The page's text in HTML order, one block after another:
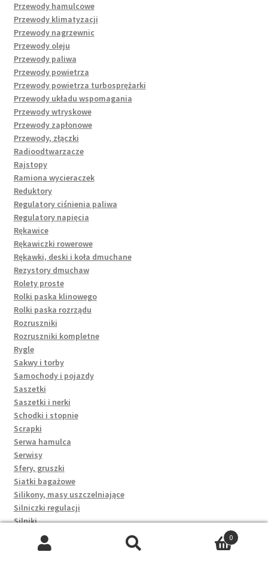
Przewody hamulcowe
Przewody klimatyzacji
Przewody nagrzewnic
Przewody oleju
Przewody paliwa
Przewody powietrza
Przewody powietrza turbosprężarki
Przewody układu wspomagania
Przewody wtryskowe
Przewody zapłonowe
Przewody, złączki
Radioodtwarzacze
Rajstopy
Ramiona wycieraczek
Reduktory
Regulatory ciśnienia paliwa
Regulatory napięcia
Rękawice
Rękawiczki rowerowe
Rękawki, deski i koła dmuchane
Rezystory dmuchaw
Rolety proste
Rolki paska klinowego
Rolki paska rozrządu
Rozruszniki
Rozruszniki kompletne
Rygle
Sakwy i torby
Samochody i pojazdy
Saszetki
Saszetki i nerki
Schodki i stopnie
Scrapki
Serwa hamulca
Serwisy
Sfery, gruszki
Siatki bagażowe
Silikony, masy uszczelniające
Silniczki regulacji
Silniki
Silniki i osprzęt
Silniki kompletne
0